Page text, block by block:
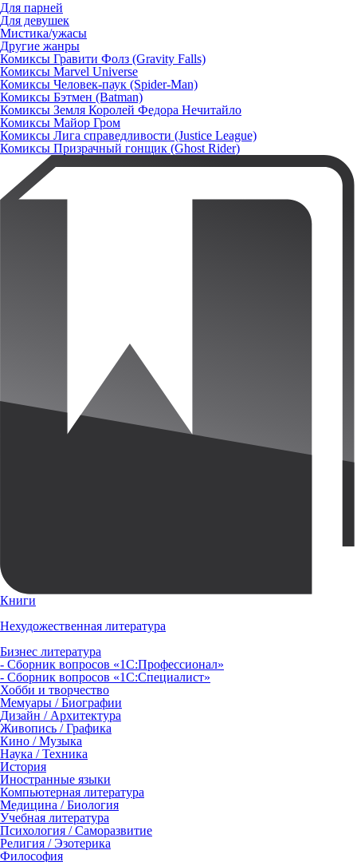
Для парней
Для девушек
Мистика/ужасы
Другие жанры
Комиксы Гравити Фолз (Gravity Falls)
Комиксы Marvel Universe
Комиксы Человек-паук (Spider-Man)
Комиксы Бэтмен (Batman)
Комиксы Земля Королей Федора Нечитайло
Комиксы Майор Гром
Комиксы Лига справедливости (Justice League)
Комиксы Призрачный гонщик (Ghost Rider)
Книги
Нехудожественная литература
Бизнес литература
- Сборник вопросов «1С:Профессионал»
- Сборник вопросов «1С:Специалист»
Хобби и творчество
Мемуары / Биографии
Дизайн / Архитектура
Живопись / Графика
Кино / Музыка
Наука / Техника
История
Иностранные языки
Компьютерная литература
Медицина / Биология
Учебная литература
Психология / Саморазвитие
Религия / Эзотерика
Философия